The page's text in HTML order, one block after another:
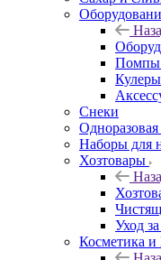
Помпы
Кулеры
Снеки
Одноразовая
Наборы для
Хозтовары
Уход
Косметика и